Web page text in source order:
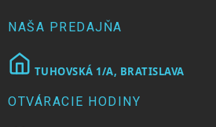
NAŠA PREDAJŇA
TUHOVSKÁ 1/A, BRATISLAVA
OTVÁRACIE HODINY